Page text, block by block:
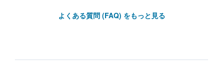
よくある質問 (FAQ) をもっと見る